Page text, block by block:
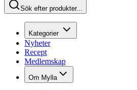
Sök efter produkter...
Kategorier
Nyheter
Recept
Medlemskap
Om Mylla